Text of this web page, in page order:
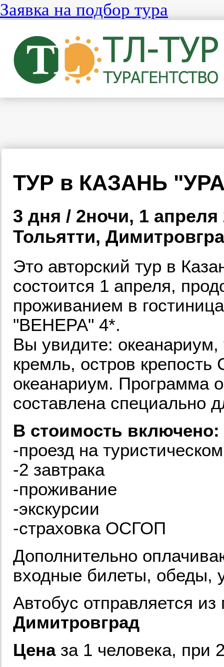
Заявка на подбор тура
ТУР в КАЗАНЬ
3 дня / 2ночи, 1
Тольятти,
Это авторский тур в
состоится 1 апреля,
проживанием в
"ВЕНЕРА" 4*.
Вы увидите:
кремль, остров крепость
океанариум. Программа
составлена специально
В стоимость включено:
-проезд на
-2 завтрака
-проживание
-экскурсии
-страховка ОСГОП
Дополнительно
входные билеты, обеды,
Автобус отправляется
Димитровград
Ценаза 1 человека, при